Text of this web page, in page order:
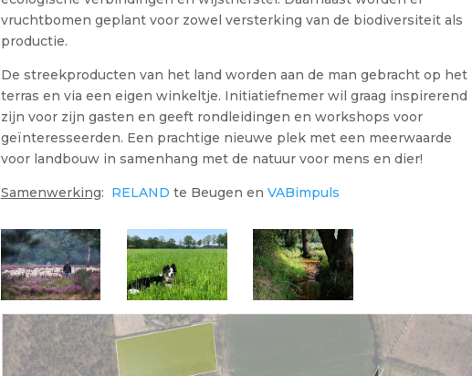
vruchtbomen geplant voor zowel versterking van de biodiversiteit als
productie.
De streekproducten van het land worden aan de man gebracht op het
terras en via een eigen winkeltje. Initiatiefnemer wil graag inspirerend
zijn voor zijn gasten en geeft rondleidingen en workshops voor
geïnteresseerden. Een prachtige nieuwe plek met een meerwaarde
voor landbouw in samenhang met de natuur voor mens en dier!
Samenwerking: RELAND te Beugen en VABimpuls